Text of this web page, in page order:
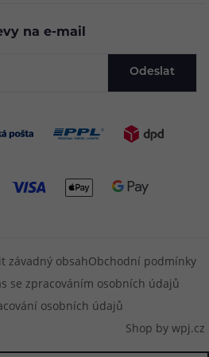
na e-mail
Odeslat
závadný obsahObchodní podmínky
se zpracováním osobních údajů
osobních údajů
Shop by wpj.cz